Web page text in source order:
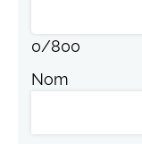
0/800
Nom